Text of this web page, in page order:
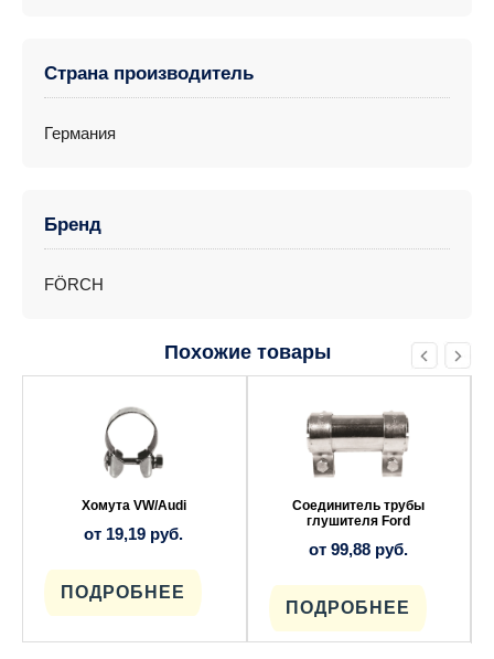
Страна производитель
Германия
Бренд
FÖRCH
Похожие товары
Хомута VW/Audi
от 19,19 руб.
ПОДРОБНЕЕ
несколько
вариаций.
выбрать
странице
Соединитель трубы
глушителя Ford
от 99,88 руб.
ПОДРОБНЕЕ
несколько
вариаций.
выбрать
товара.